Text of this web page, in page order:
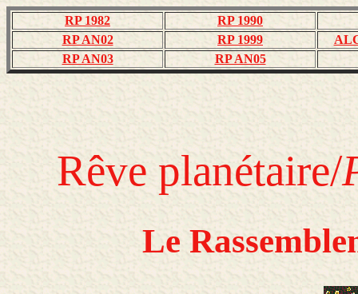
RP 1982
RP 1990
RP AN02
RP 1999
RP AN03
RP AN05
Rêve planétaire/
Le